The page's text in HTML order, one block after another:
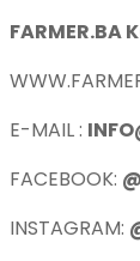
FARMER.BA
E-MAIL :
FACEBOOK:
INSTAGRAM: